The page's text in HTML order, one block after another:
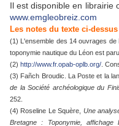
Il est disponible en librairie
www.emgleobreiz.com
Les notes du texte ci-dessus
(1) L'ensemble des 14 ouvrages de
toponymie nautique du Léon est
(2) http://www.fr.opab-oplb.org/ .
(3) Fañch Broudic. La Poste et la
de la Société archéologique du
252.
(4) Roseline Le Squère, Une
Bretagne : Toponymie, affichage